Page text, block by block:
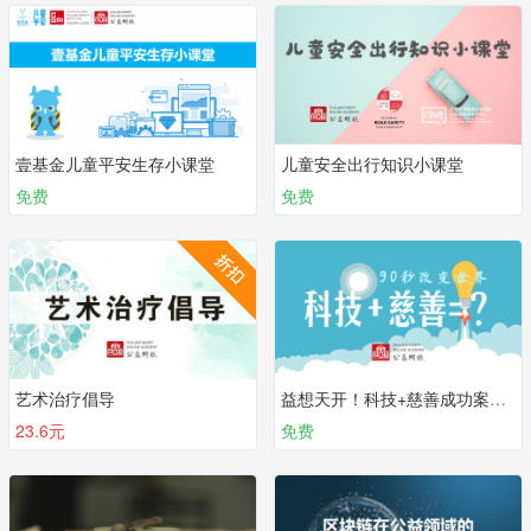
壹基金儿童平安生存小课堂
免费
儿童安全出行知识小课堂
免费
艺术治疗倡导
23.6元
益想天开！科技+慈善成功案例集
免费